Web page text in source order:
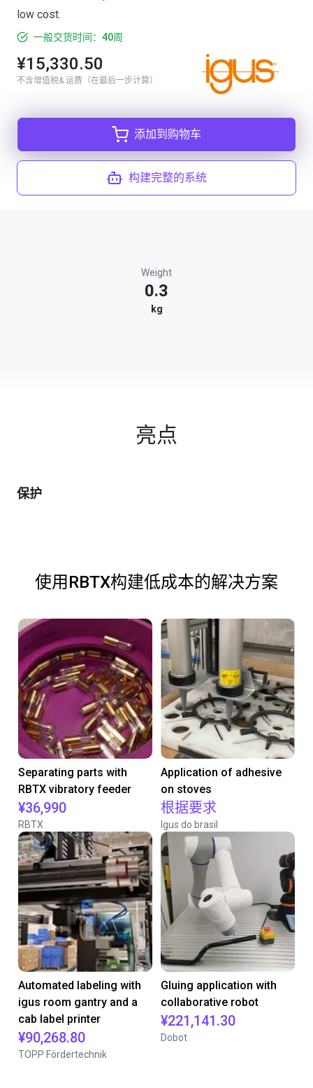
low cost.
一般交货时间：40周
¥15,330.50
不含增值税& 运费（在最后一步计算）
添加到购物车
构建完整的系统
Weight
0.3
kg
亮点
保护
使用RBTX构建低成本的解决方案
Separating parts with
RBTX vibratory feeder
¥36,990
RBTX
Application of adhesive
on stoves
根据要求
Igus do brasil
Automated labeling with
igus room gantry and a
cab label printer
¥90,268.80
TOPP Fördertechnik
Gluing application with
collaborative robot
¥221,141.30
Dobot